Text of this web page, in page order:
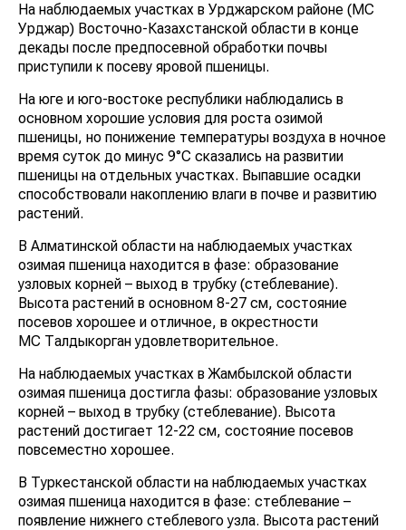
На наблюдаемых участках в Урджарском районе (МС
Урджар) Восточно-Казахстанской области в конце
декады после предпосевной обработки почвы
приступили к посеву яровой пшеницы.
На юге и юго-востоке республики наблюдались в
основном хорошие условия для роста озимой
пшеницы, но понижение температуры воздуха в ночное
время суток до минус 9°С сказались на развитии
пшеницы на отдельных участках. Выпавшие осадки
способствовали накоплению влаги в почве и развитию
растений.
В Алматинской области на наблюдаемых участках
озимая пшеница находится в фазе: образование
узловых корней – выход в трубку (стеблевание).
Высота растений в основном 8-27 см, состояние
посевов хорошее и отличное, в окрестности
МС Талдыкорган удовлетворительное.
На наблюдаемых участках в Жамбылской области
озимая пшеница достигла фазы: образование узловых
корней – выход в трубку (стеблевание). Высота
растений достигает 12-22 см, состояние посевов
повсеместно хорошее.
В Туркестанской области на наблюдаемых участках
озимая пшеница находится в фазе: стеблевание –
появление нижнего стеблевого узла. Высота растений